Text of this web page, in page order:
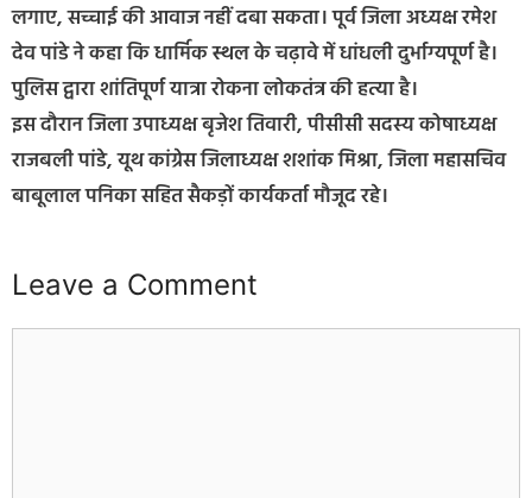
लगाए, सच्चाई की आवाज नहीं दबा सकता। पूर्व जिला अध्यक्ष रमेश
देव पांडे ने कहा कि धार्मिक स्थल के चढ़ावे में धांधली दुर्भाग्यपूर्ण है।
पुलिस द्वारा शांतिपूर्ण यात्रा रोकना लोकतंत्र की हत्या है।
इस दौरान जिला उपाध्यक्ष बृजेश तिवारी, पीसीसी सदस्य कोषाध्यक्ष
राजबली पांडे, यूथ कांग्रेस जिलाध्यक्ष शशांक मिश्रा, जिला महासचिव
बाबूलाल पनिका सहित सैकड़ों कार्यकर्ता मौजूद रहे।
Leave a Comment